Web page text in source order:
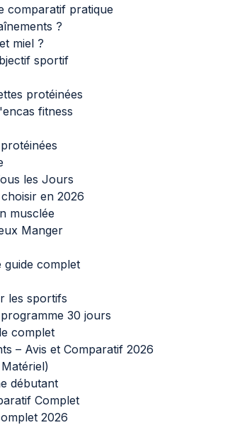
comparatif pratique
?
miel ?
sportif
protéinées
fitness
les Jours
en 2026
musclée
Manger
complet
les sportifs
30 jours
complet
– Avis et Comparatif 2026
débutant
Complet
2026